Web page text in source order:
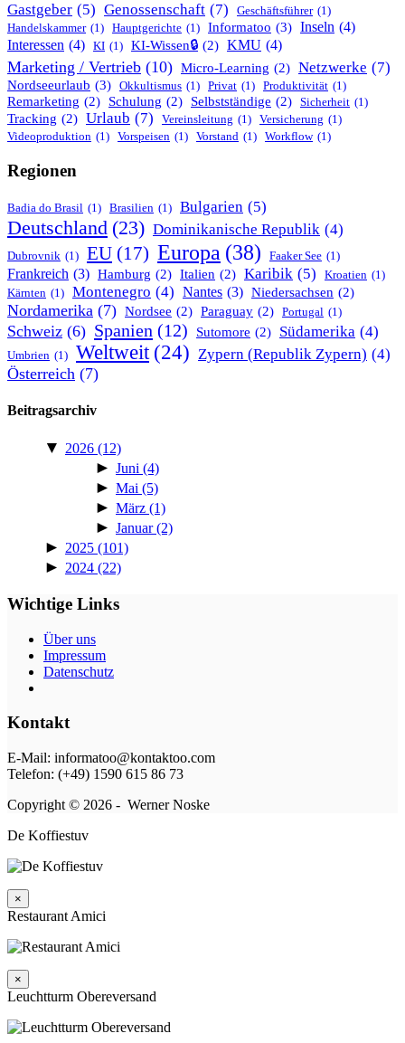
Gastgeber (5) Genossenschaft (7) Geschäftsführer (1)
Handelskammer (1) Hauptgerichte (1) Informatoo (3) Inseln (4)
Interessen (4) KI (1) KI-Wissen🔒 (2) KMU (4)
Marketing / Vertrieb (10) Micro-Learning (2) Netzwerke (7)
Nordseeurlaub (3) Okkultismus (1) Privat (1) Produktivität (1)
Remarketing (2) Schulung (2) Selbstständige (2) Sicherheit (1)
Tracking (2) Urlaub (7) Vereinsleitung (1) Versicherung (1)
Videoproduktion (1) Vorspeisen (1) Vorstand (1) Workflow (1)
Regionen
Badia do Brasil (1) Brasilien (1) Bulgarien (5)
Deutschland (23) Dominikanische Republik (4)
Dubrovnik (1) EU (17) Europa (38) Faaker See (1)
Frankreich (3) Hamburg (2) Italien (2) Karibik (5) Kroatien (1)
Kärnten (1) Montenegro (4) Nantes (3) Niedersachsen (2)
Nordamerika (7) Nordsee (2) Paraguay (2) Portugal (1)
Schweiz (6) Spanien (12) Sutomore (2) Südamerika (4)
Umbrien (1) Weltweit (24) Zypern (Republik Zypern) (4)
Österreich (7)
Beitragsarchiv
▼ 2026 (12)
► Juni (4)
► Mai (5)
► März (1)
► Januar(2)
► 2025 (101)
► 2024 (22)
Wichtige Links
Über uns
Impressum
Daten­schutz
Kontakt
E‑Mail: informatoo@kontaktoo.com
Telefon: (+49) 1590 615 86 73
Copyright © 2026 - Werner Noske
De Koffiestuv
×
Restaurant Amici
×
Leuchtturm Obereversand